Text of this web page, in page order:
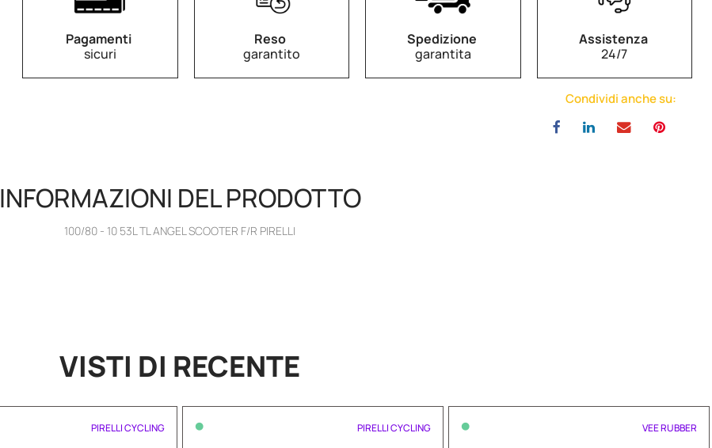
Pagamenti
sicuri
Reso
garantito
Spedizione
garantita
Assistenza
24/7
Condividi anche su:
INFORMAZIONI DEL PRODOTTO
100/80 - 10 53L TL ANGEL SCOOTER F/R PIRELLI
VISTI DI RECENTE
PIRELLI CYCLING • PIRELLI CYCLING • VEE RUBBER